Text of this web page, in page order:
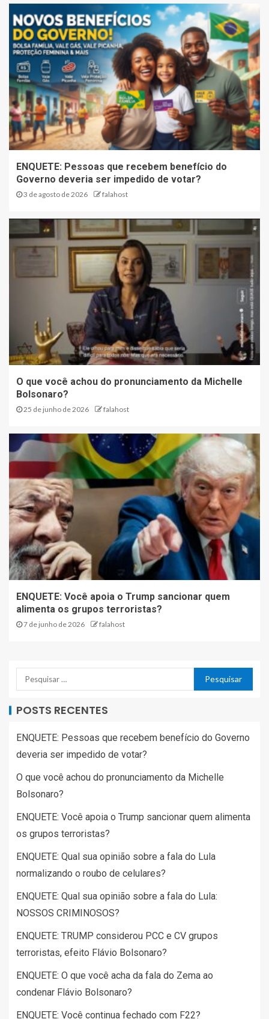
ENQUETE: Pessoas que recebem benefício do
Governo deveria ser impedido de votar?
3 de agosto de 2026 falahost
O que você achou do pronunciamento da Michelle
Bolsonaro?
25 de junho de 2026 falahost
ENQUETE: Você apoia o Trump sancionar quem
alimenta os grupos terroristas?
7 de junho de 2026 falahost
POSTS RECENTES
ENQUETE: Pessoas que recebem benefício do Governo
deveria ser impedido de votar?
O que você achou do pronunciamento da Michelle
Bolsonaro?
ENQUETE: Você apoia o Trump sancionar quem alimenta
os grupos terroristas?
ENQUETE: Qual sua opinião sobre a fala do Lula
normalizando o roubo de celulares?
ENQUETE: Qual sua opinião sobre a fala do Lula:
NOSSOS CRIMINOSOS?
ENQUETE: TRUMP considerou PCC e CV grupos
terroristas, efeito Flávio Bolsonaro?
ENQUETE: O que você acha da fala do Zema ao
condenar Flávio Bolsonaro?
ENQUETE: Você continua fechado com F22?